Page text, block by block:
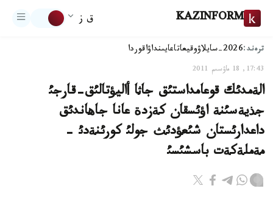
KAZINFORM ق ز
ترەند:2026-سايلاۋ وقيعاتاعايىنداۋاقوردا
17:43, 18 ماۋسىم 2011
الةمدئك قوعامداستئق جاثا أاليؤتالئق-قارجئ
جذيةسئنة اؤئسقان كةزدة عانا جاهاندئق
داعدارئستان شئعؤدئث جولئ كورئنةدئ -
مةملةكةت باسشئسئ